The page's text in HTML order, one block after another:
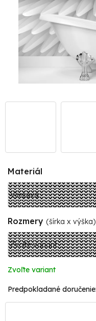
Materiál
Rozmery (šírka x výška)
Zvoľte variant